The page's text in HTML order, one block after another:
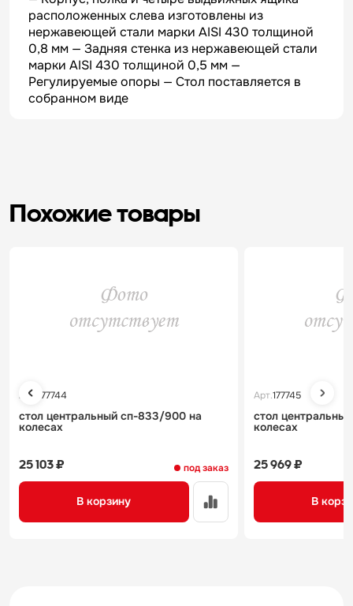
расположенных слева изготовлены из
нержавеющей стали марки AISI 430 толщиной
0,8 мм — Задняя стенка из нержавеющей стали
марки AISI 430 толщиной 0,5 мм —
Регулируемые опоры — Стол поставляется в
собранном виде
Похожие товары
Арт. 177744
стол центральный сп-833/900 на
колесах
под заказ
25 103 ₽
В корзину
Арт.177745
стол
колесах
25 969 ₽
В